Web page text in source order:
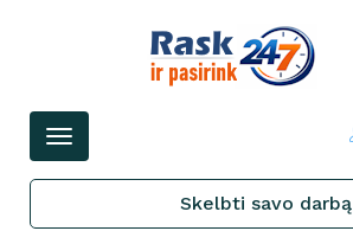
Perjungti
Skelbti savo darbą